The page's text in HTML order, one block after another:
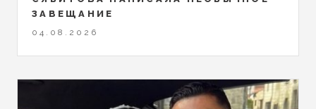
ЗАВЕЩАНИЕ
04.08.2026